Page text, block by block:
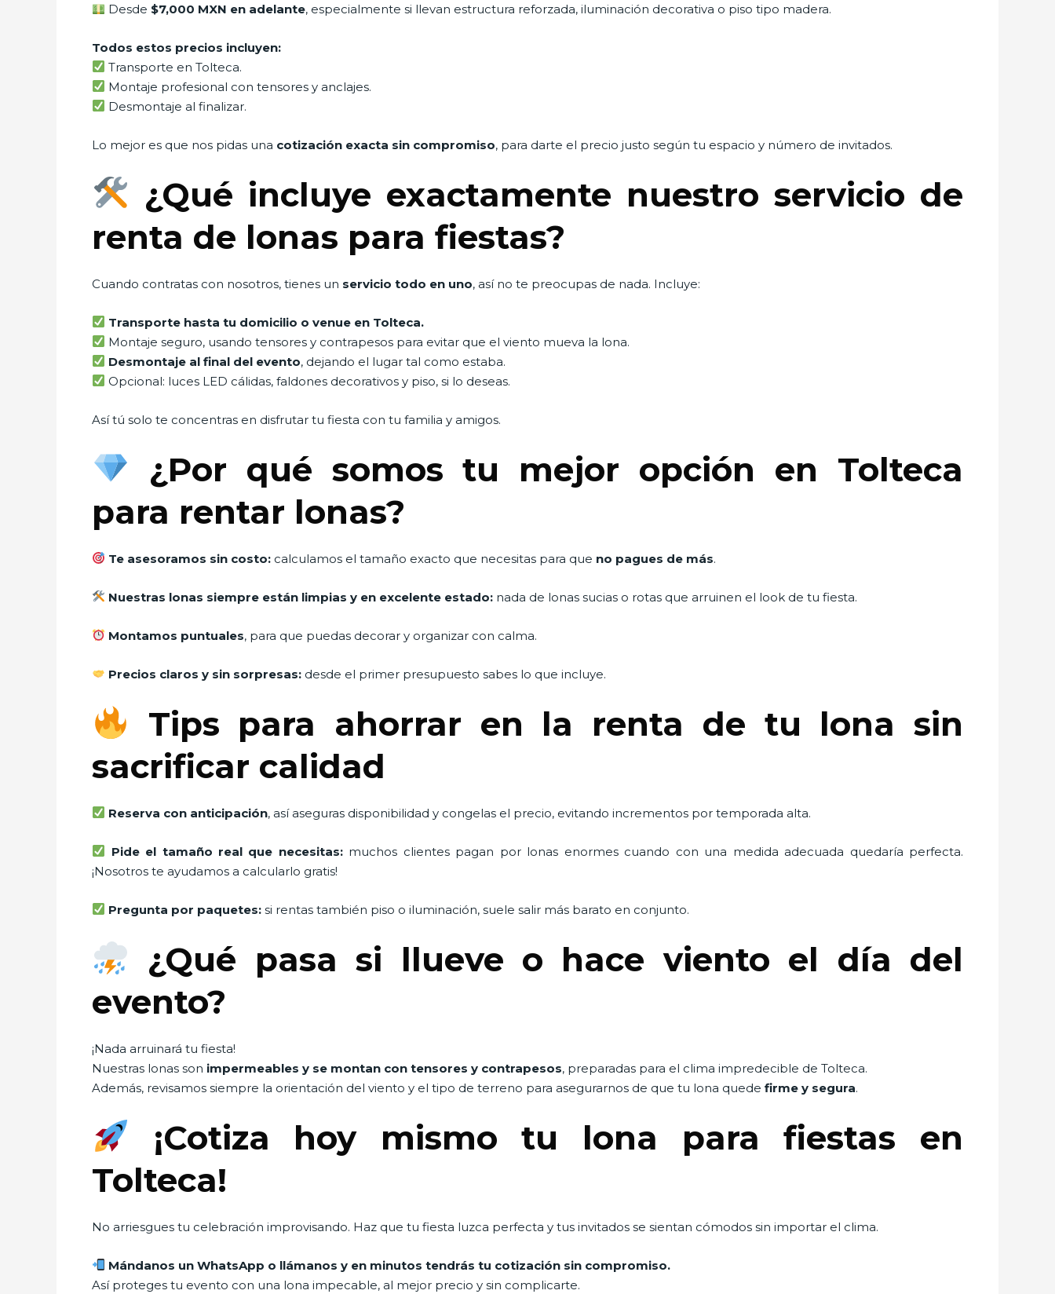
Desde $7,000 MXN en adelante, especialmente si llevan estructura reforzada, iluminación decorativa o piso tipo madera.
Todos estos precios incluyen:
Transporte en Tolteca.
Montaje profesional con tensores y anclajes.
Desmontaje al finalizar.
Lo mejor es que nos pidas una cotización exacta sin compromiso, para darte el precio justo según tu espacio y número de invitados.
¿Qué incluye exactamente nuestro servicio de
renta de lonas para fiestas?
Cuando contratas con nosotros, tienes un servicio todo en uno, así no te preocupas de nada. Incluye:
Transporte hasta tu domicilio o venue en Tolteca.
Montaje seguro, usando tensores y contrapesos para evitar que el viento mueva la lona.
Desmontaje al final del evento, dejando el lugar tal como estaba.
Opcional: luces LED cálidas, faldones decorativos y piso, si lo deseas.
Así tú solo te concentras en disfrutar tu fiesta con tu familia y amigos.
¿Por qué somos tu mejor opción en Tolteca
para rentar lonas?
Te asesoramos sin costo: calculamos el tamaño exacto que necesitas para que no pagues de más.
Nuestras lonas siempre están limpias y en excelente estado: nada de lonas sucias o rotas que arruinen el look de tu fiesta.
Montamos puntuales, para que puedas decorar y organizar con calma.
Precios claros y sin sorpresas: desde el primer presupuesto sabes lo que incluye.
Tips para ahorrar en la renta de tu lona sin
sacrificar calidad
Reserva con anticipación, así aseguras disponibilidad y congelas el precio, evitando incrementos por temporada alta.
Pide el tamaño real que necesitas:muchos clientes pagan por lonas enormes cuando con una medida adecuada quedaría perfecta.
¡Nosotros te ayudamos a calcularlo gratis!
Pregunta por paquetes: si rentas también piso o iluminación, suele salir más barato en conjunto.
¿Qué pasa si llueve o hace viento el día del
evento?
¡Nada arruinará tu fiesta!
Nuestras lonas son impermeables y se montan con tensores y contrapesos, preparadas para el clima impredecible de Tolteca.
Además, revisamos siempre la orientación del viento y el tipo de terreno para asegurarnos de que tu lona quede firme y segura.
¡Cotiza hoy mismo tu lona para fiestas en
Tolteca!
No arriesgues tu celebración improvisando. Haz que tu fiesta luzca perfecta y tus invitados se sientan cómodos sin importar el clima.
Mándanos un WhatsApp o llámanos y en minutos tendrás tu cotización sin compromiso.
Así proteges tu evento con una lona impecable, al mejor precio y sin complicarte.